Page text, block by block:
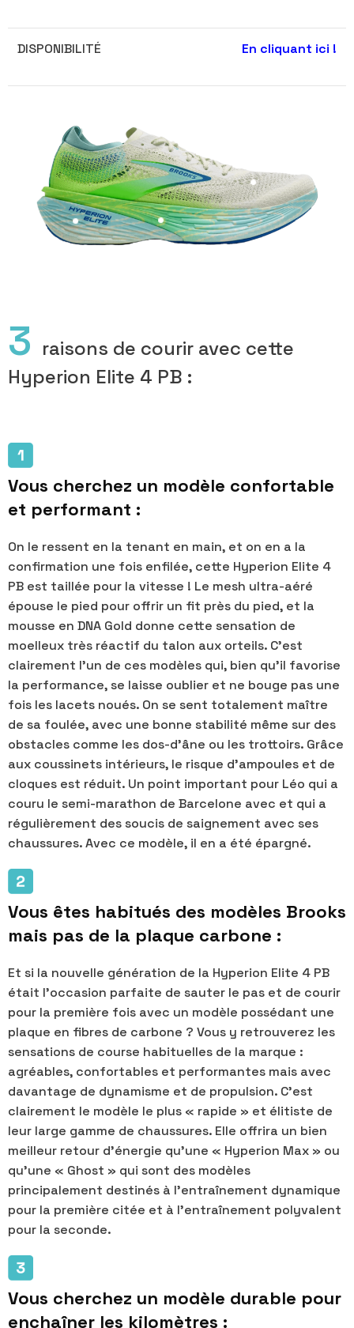
DISPONIBILITÉ En cliquant ici !
3 raisons de courir avec cette
Hyperion Elite 4 PB :
Vous cherchez un modèle confortable
et performant :
On le ressent en la tenant en main, et on en a la
confirmation une fois enfilée, cette Hyperion Elite 4
PB est taillée pour la vitesse ! Le mesh ultra-aéré
épouse le pied pour offrir un fit près du pied, et la
mousse en DNA Gold donne cette sensation de
moelleux très réactif du talon aux orteils. C'est
clairement l'un de ces modèles qui, bien qu'il favorise
la performance, se laisse oublier et ne bouge pas une
fois les lacets noués. On se sent totalement maître
de sa foulée, avec une bonne stabilité même sur des
obstacles comme les dos-d’âne ou les trottoirs. Grâce
aux coussinets intérieurs, le risque d’ampoules et de
cloques est réduit. Un point important pour Léo qui a
couru le semi-marathon de Barcelone avec et qui a
régulièrement des soucis de saignement avec ses
chaussures. Avec ce modèle, il en a été épargné.
Vous êtes habitués des modèles Brooks
mais pas de la plaque carbone :
Et si la nouvelle génération de la Hyperion Elite 4 PB
était l’occasion parfaite de sauter le pas et de courir
pour la première fois avec un modèle possédant une
plaque en fibres de carbone ? Vous y retrouverez les
sensations de course habituelles de la marque :
agréables, confortables et performantes mais avec
davantage de dynamisme et de propulsion. C’est
clairement le modèle le plus « rapide » et élitiste de
leur large gamme de chaussures. Elle offrira un bien
meilleur retour d’énergie qu’une « Hyperion Max » ou
qu’une « Ghost » qui sont des modèles
principalement destinés à l'entraînement dynamique
pour la première citée et à l'entraînement polyvalent
pour la seconde.
Vous cherchez un modèle durable pour
enchaîner les kilomètres :